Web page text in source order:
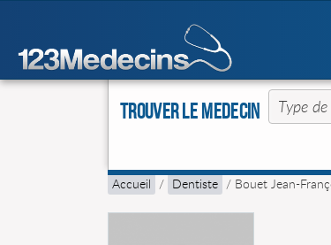
Trouver le Medecin
Accueil / Dentiste / Bouet Jean-